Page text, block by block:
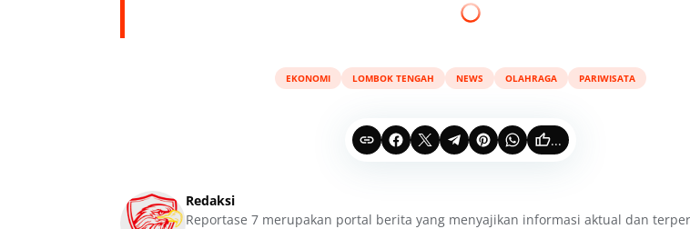
EKONOMI LOMBOK TENGAH NEWS OLAHRAGA PARIWISATA
...
Redaksi
Reportase 7 merupakan portal berita yang menyajikan informasi aktual dan